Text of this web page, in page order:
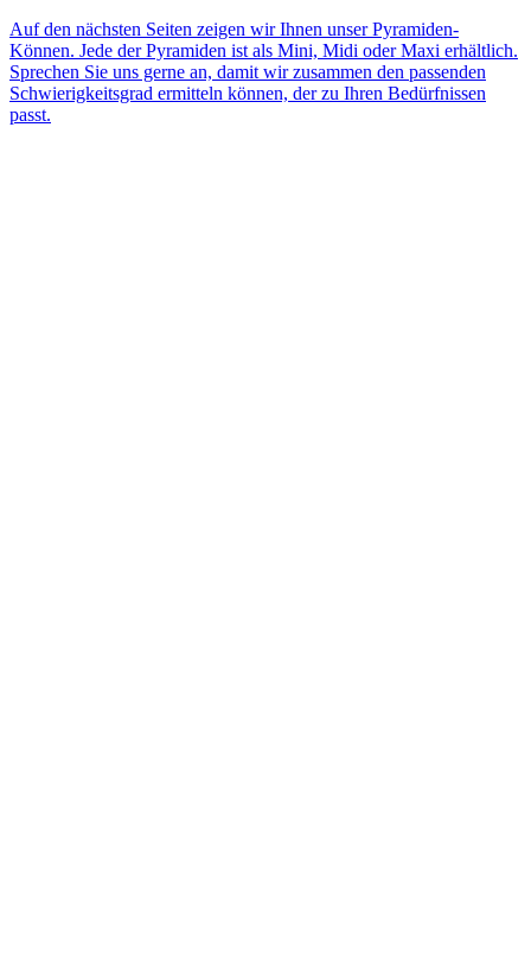
Auf den nächsten Seiten zeigen wir Ihnen unser Pyramiden-
Können. Jede der Pyramiden ist als Mini, Midi oder Maxi erhältlich.
Sprechen Sie uns gerne an, damit wir zusammen den passenden
Schwierigkeitsgrad ermitteln können, der zu Ihren Bedürfnissen
passt.